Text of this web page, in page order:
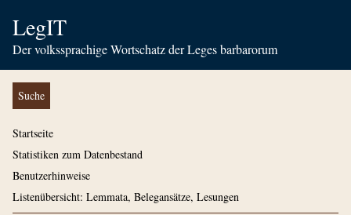
LegIT
Der volkssprachige Wortschatz der Leges barbarorum
Suche
Startseite
Statistiken zum Datenbestand
Benutzerhinweise
Listenübersicht: Lemmata, Belegansätze, Lesungen